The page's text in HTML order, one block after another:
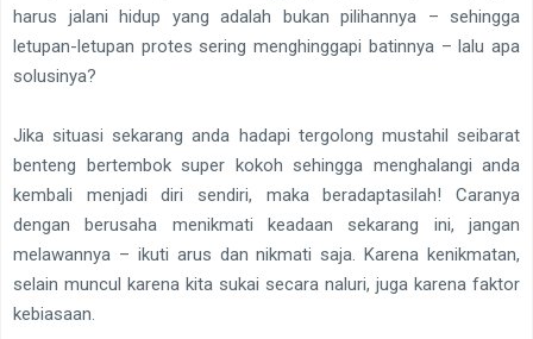
harus jalani hidup yang adalah bukan pilihannya – sehingga
letupan-letupan protes sering menghinggapi batinnya – lalu apa
solusinya?
Jika situasi sekarang anda hadapi tergolong mustahil seibarat
benteng bertembok super kokoh sehingga menghalangi anda
kembali menjadi diri sendiri, maka beradaptasilah! Caranya
dengan berusaha menikmati keadaan sekarang ini, jangan
melawannya – ikuti arus dan nikmati saja. Karena kenikmatan,
selain muncul karena kita sukai secara naluri, juga karena faktor
kebiasaan.